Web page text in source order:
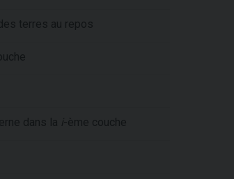
terres au repos
dans la i-ème couche